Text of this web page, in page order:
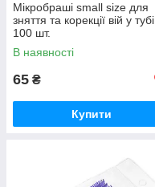
Мікробраші small size для
зняття та корекції вій у тубі
100 шт.
В наявності
65 ₴
Купити